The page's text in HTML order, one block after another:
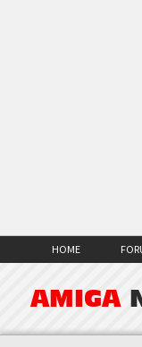
HOME
AMIGA